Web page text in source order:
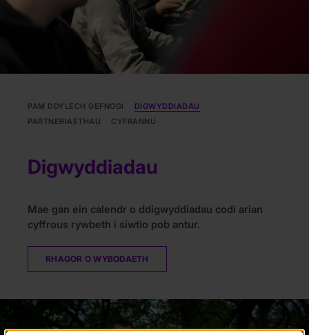
PAM DDYLECH GEFNOGI
DIGWYDDIADAU
PARTNERIAETHAU
CYFRANNU
Digwyddiadau
Mae gan ein calendr o ddigwyddiadau codi arian
cyffrous rywbeth i siwtio pob antur.
RHAGOR O WYBODAETH